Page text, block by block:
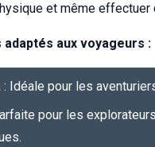
et même effectuer
adaptés aux voyageurs :
: Idéale pour les
pour les